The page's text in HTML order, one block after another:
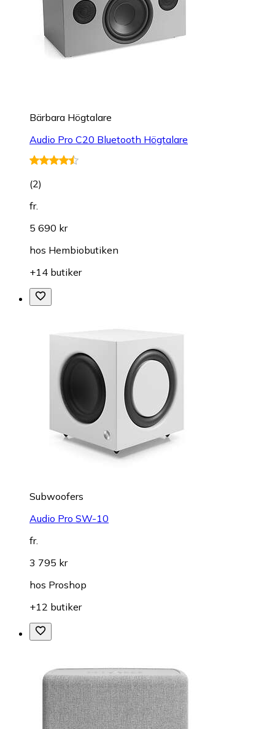
Bärbara Högtalare
Audio Pro C20 Bluetooth Högtalare
(2)
fr.
5 690 kr
hos Hembiobutiken
+14 butiker
Subwoofers
Audio Pro SW-10
fr.
3 795 kr
hos Proshop
+12 butiker